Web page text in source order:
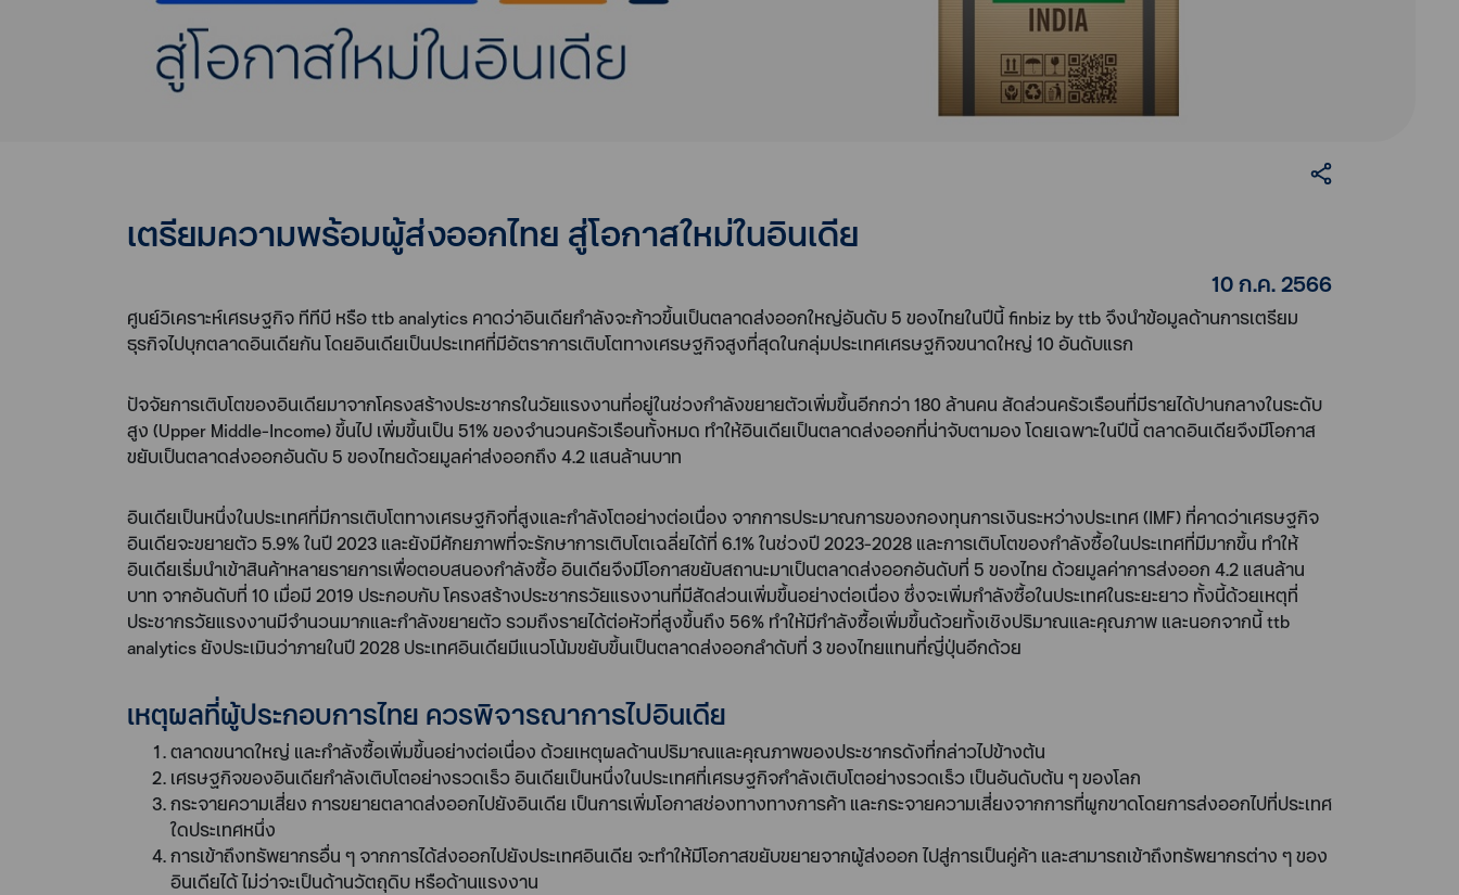
เตรียมความพร้อมผู้ส่งออกไทย สู่โอกาสใหม่ในอินเดีย
10 ก.ค. 2566
ศูนย์วิเคราะห์เศรษฐกิจ ทีทีบี หรือ ttb analytics คาดว่าอินเดียกำลังจะก้าวขึ้นเป็นตลาดส่งออกใหญ่อันดับ 5 ของไทยในปีนี้ finbiz by ttb จึงนำข้อมูลด้านการเตรียม
ธุรกิจไปบุกตลาดอินเดียกัน โดยอินเดียเป็นประเทศที่มีอัตราการเติบโตทางเศรษฐกิจสูงที่สุดในกลุ่มประเทศเศรษฐกิจขนาดใหญ่ 10 อันดับแรก
ปัจจัยการเติบโตของอินเดียมาจากโครงสร้างประชากรในวัยแรงงานที่อยู่ในช่วงกำลังขยายตัวเพิ่มขึ้นอีกกว่า 180 ล้านคน สัดส่วนครัวเรือนที่มีรายได้ปานกลางในระดับ
สูง (Upper Middle-Income) ขึ้นไป เพิ่มขึ้นเป็น 51% ของจำนวนครัวเรือนทั้งหมด ทำให้อินเดียเป็นตลาดส่งออกที่น่าจับตามอง โดยเฉพาะในปีนี้ ตลาดอินเดียจึงมีโอกาส
ขยับเป็นตลาดส่งออกอันดับ 5 ของไทยด้วยมูลค่าส่งออกถึง 4.2 แสนล้านบาท
อินเดียเป็นหนึ่งในประเทศที่มีการเติบโตทางเศรษฐกิจที่สูงและกำลังโตอย่างต่อเนื่อง จากการประมาณการของกองทุนการเงินระหว่างประเทศ (IMF) ที่คาดว่าเศรษฐกิจ
อินเดียจะขยายตัว 5.9% ในปี 2023 และยังมีศักยภาพที่จะรักษาการเติบโตเฉลี่ยได้ที่ 6.1% ในช่วงปี 2023-2028 และการเติบโตของกำลังซื้อในประเทศที่มีมากขึ้น ทำให้
อินเดียเริ่มนำเข้าสินค้าหลายรายการเพื่อตอบสนองกำลังซื้อ อินเดียจึงมีโอกาสขยับสถานะมาเป็นตลาดส่งออกอันดับที่ 5 ของไทย ด้วยมูลค่าการส่งออก 4.2 แสนล้าน
บาท จากอันดับที่ 10 เมื่อมี 2019 ประกอบกับ โครงสร้างประชากรวัยแรงงานที่มีสัดส่วนเพิ่มขึ้นอย่างต่อเนื่อง ซึ่งจะเพิ่มกำลังซื้อในประเทศในระยะยาว ทั้งนี้ด้วยเหตุที่
ประชากรวัยแรงงานมีจำนวนมากและกำลังขยายตัว รวมถึงรายได้ต่อหัวที่สูงขึ้นถึง 56% ทำให้มีกำลังซื้อเพิ่มขึ้นด้วยทั้งเชิงปริมาณและคุณภาพ และนอกจากนี้ ttb
analytics ยังประเมินว่าภายในปี 2028 ประเทศอินเดียมีแนวโน้มขยับขึ้นเป็นตลาดส่งออกลำดับที่ 3 ของไทยแทนที่ญี่ปุ่นอีกด้วย
เหตุผลที่ผู้ประกอบการไทย ควรพิจารณาการไปอินเดีย
ตลาดขนาดใหญ่ และกำลังซื้อเพิ่มขึ้นอย่างต่อเนื่อง ด้วยเหตุผลด้านปริมาณและคุณภาพของประชากรดังที่กล่าวไปข้างต้น
เศรษฐกิจของอินเดียกำลังเติบโตอย่างรวดเร็ว อินเดียเป็นหนึ่งในประเทศที่เศรษฐกิจกำลังเติบโตอย่างรวดเร็ว เป็นอันดับต้น ๆ ของโลก
กระจายความเสี่ยง การขยายตลาดส่งออกไปยังอินเดีย เป็นการเพิ่มโอกาสช่องทางทางการค้า และกระจายความเสี่ยงจากการที่ผูกขาดโดยการส่งออกไปที่ประเทศ
ใดประเทศหนึ่ง
การเข้าถึงทรัพยากรอื่น ๆ จากการได้ส่งออกไปยังประเทศอินเดีย จะทำให้มีโอกาสขยับขยายจากผู้ส่งออก ไปสู่การเป็นคู่ค้า และสามารถเข้าถึงทรัพยากรต่าง ๆ ของ
อินเดียได้ ไม่ว่าจะเป็นด้านวัตถุดิบ หรือด้านแรงงาน